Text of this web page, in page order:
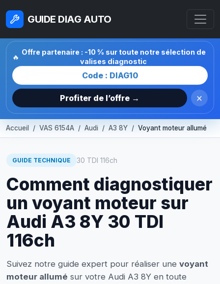
GUIDE DIAG AUTO
🔥
Offre partenaire : -10 % sur toute notre sélection de
valises diagnostic
Code : DIAG10
Profiter de l’offre → ×
Accueil VAS 6154A Audi A3 8Y Voyant moteur allumé
GUIDE TECHNIQUE 30 TDI 116ch
Comment diagnostiquer
un voyant moteur sur
Audi A3 8Y 30 TDI
116ch
Suivez notre guide expert pour réaliser une voyant
moteur allumé sur votre Audi A3 8Y en toute